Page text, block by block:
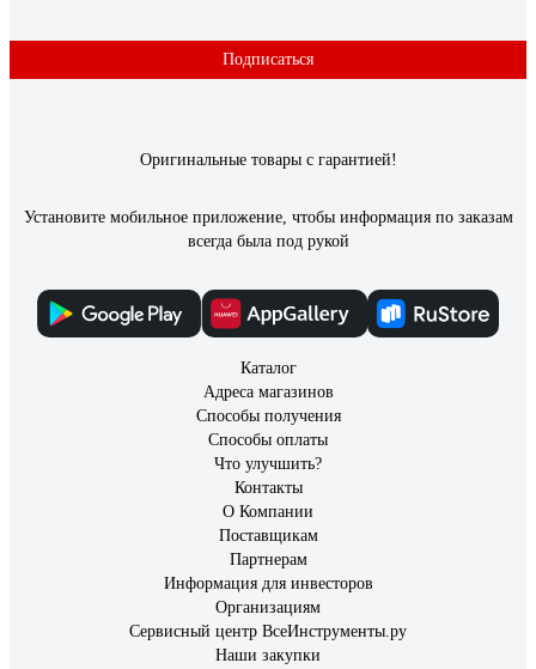
Подписаться
Оригинальные товары с гарантией!
Установите мобильное приложение, чтобы информация по заказам
всегда была под рукой
Каталог
Адреса магазинов
Способы получения
Способы оплаты
Что улучшить?
Контакты
О Компании
Поставщикам
Партнерам
Информация для инвесторов
Организациям
Сервисный центр ВсеИнструменты.ру
Наши закупки